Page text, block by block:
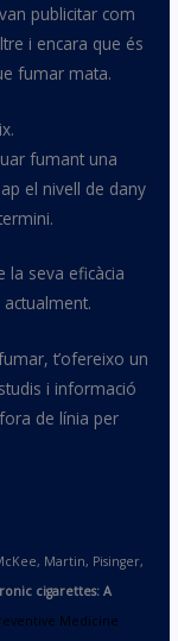
publicitar com
i encara que és
fumar mata.
fumant una
el nivell de dany
la seva eficàcia
t’ofereixo un
i informació
de línia per
Martin, Pisinger,
cigarettes: A
Medicine